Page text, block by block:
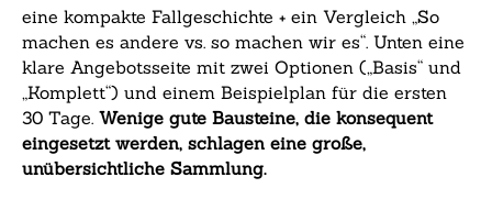
eine kompakte Fallgeschichte + ein Vergleich „So
machen es andere vs. so machen wir es“. Unten eine
klare Angebotsseite mit zwei Optionen („Basis“ und
„Komplett“) und einem Beispielplan für die ersten
30 Tage. Wenige gute Bausteine, die konsequent
eingesetzt werden, schlagen eine große,
unübersichtliche Sammlung.